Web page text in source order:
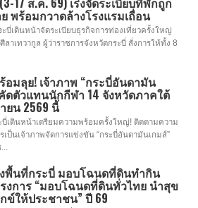
พร้อมกวาดล้างโรงแรมเถื่อน
บี่เดินหน้าจัดระเบียบธุรกิจการท่องเที่ยวครั้งใหญ่
ลาเทวากูล ผู้ว่าราชการจังหวัดกระบี่ สั่งการให้ทั้ง 8
อมลุย! เจ้าภาพ “กระบี่อันดามัน
ดตัวแทนนักกีฬา 14 จังหวัดภาคใต้
ยน 2569 นี้
บี่เดินหน้าเตรียมความพร้อมครั้งใหญ่! ติดตามความ
เป็นเจ้าภาพจัดการแข่งขัน “กระบี่อันดามันเกมส์”
พื้นที่กระบี่ มอบโฉนดที่ดินทำกิน
งการ “มอบโฉนดที่ดินทั่วไทย นำสุข
ข์ให้ประชาชน” ปี 69